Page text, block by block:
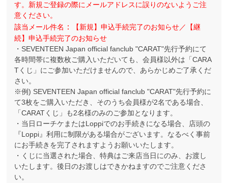
す。新規ご登録の際にメールアドレスに誤りのないようご注
意ください。
該当メール件名 ：
【新規】申込手続完了のお知らせ／【継
続】申込手続完了のお知らせ
・SEVENTEEN Japan official fanclub "CARAT"先行予約にて
各時間帯に複数枚ご購入いただいても、会員様以外は「CARA
Tくじ」にご参加いただけませんので、あらかじめご了承くだ
さい。
※例) SEVENTEEN Japan official fanclub "CARAT"先行予約に
て3枚をご購入いただき、そのうち会員様が2名である場合、
「CARATくじ」も2名様のみのご参加となります。
・当日ローチケまたはLoppiでのお手続きになる場合、店頭の
『Loppi』利用に制限がある場合がございます。なるべく事前
にお手続きを完了されますようお願いいたします。
・くじに当選された場合、特典はご来店当日にのみ、お渡し
いたします。後日のお渡しはできかねますのでご注意くださ
い。